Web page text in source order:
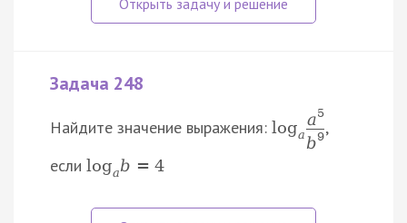
Задача 248
Найдите значение выражения: loga
a5
b9,
если logab = 4